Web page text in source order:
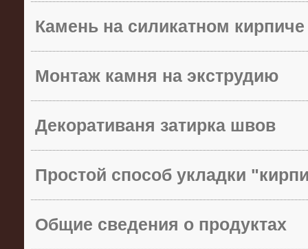
Камень на силикатном кирпиче
Монтаж камня на экструдию
Декоративаня затирка швов
Простой способ укладки
Общие сведения о продуктах